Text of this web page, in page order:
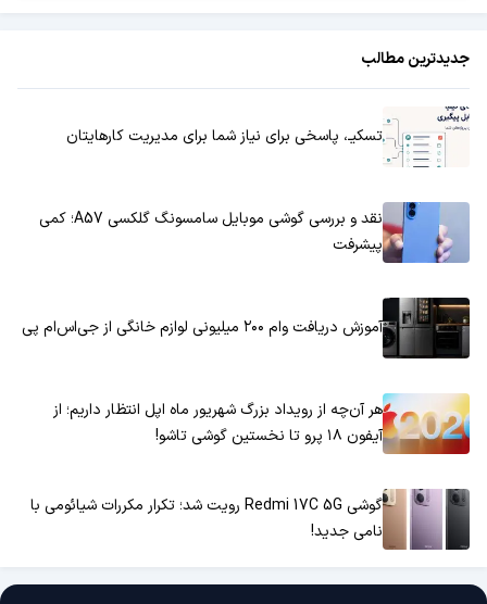
جدیدترین مطالب
تسکیـ، پاسخی برای نیاز شما برای مدیریت کارهایتان
نقد و بررسی گوشی موبایل سامسونگ گلکسی A57؛ کمی
پیشرفت
آموزش دریافت وام ۲۰۰ میلیونی لوازم خانگی از جی‌اس‌ام پی
هر آن‌چه از رویداد بزرگ شهریور ماه اپل انتظار داریم؛ از
آیفون ۱۸ پرو تا نخستین گوشی تاشو!
گوشی Redmi 17C 5G رویت شد؛ تکرار مکررات شیائومی با
نامی جدید!